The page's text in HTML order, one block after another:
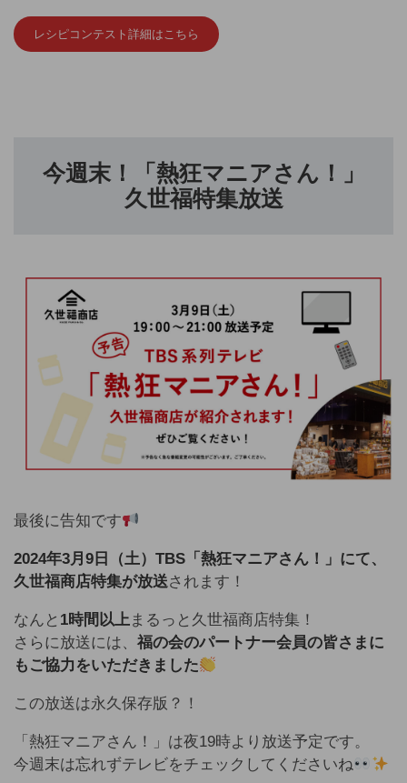
レシピコンテスト詳細はこちら
今週末！「熱狂マニアさん！」
久世福特集放送
最後に告知です
2024年3月9日（土）TBS「熱狂マニアさん！」にて、
久世福商店特集が放送されます！
なんと 1時間以上まるっと久世福商店特集！
さらに放送には、 福の会のパートナー会員の皆さまに
もご協力をいただきました
この放送は永久保存版？！
「熱狂マニアさん！」は夜19時より放送予定です。
今週末は忘れずテレビをチェックしてくださいね